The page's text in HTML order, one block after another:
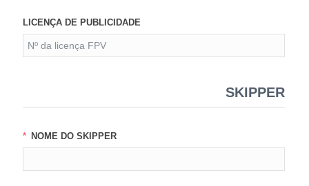
LICENÇA DE PUBLICIDADE
SKIPPER
NOME DO SKIPPER